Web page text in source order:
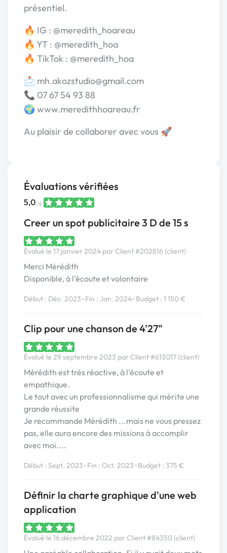
présentiel.
🔥 IG : @meredith_hoareau
🔥 YT : @meredith_hoa
🔥 TikTok : @meredith_hoa
📩 mh.akozstudio@gmail.com
📞 07 67 54 93 88
🌍 www.meredithhoareau.fr
Au plaisir de collaborer avec vous 🚀
Évaluations vérifiées
5,0 /5
Creer un spot publicitaire 3 D de 15 s
Évalué le 17 janvier 2024 par Client #202816 (client)
Merci Mérédith
Disponible, à l'écoute et volontaire
Début : Déc. 2023•Fin : Jan. 2024•Budget : 1 150 €
Clip pour une chanson de 4'27"
Évalué le 29 septembre 2023 par Client #613017 (client)
Mérédith est très réactive, à l'écoute et
empathique.
Le tout avec un professionnalisme qui mérite une
grande réussite
Je recommande Mérédith ...mais ne vous pressez
pas, elle aura encore des missions à accomplir
avec moi....
Début : Sept. 2023•Fin : Oct. 2023•Budget : 375 €
Définir la charte graphique d'une web
application
Évalué le 16 décembre 2022 par Client #84350 (client)